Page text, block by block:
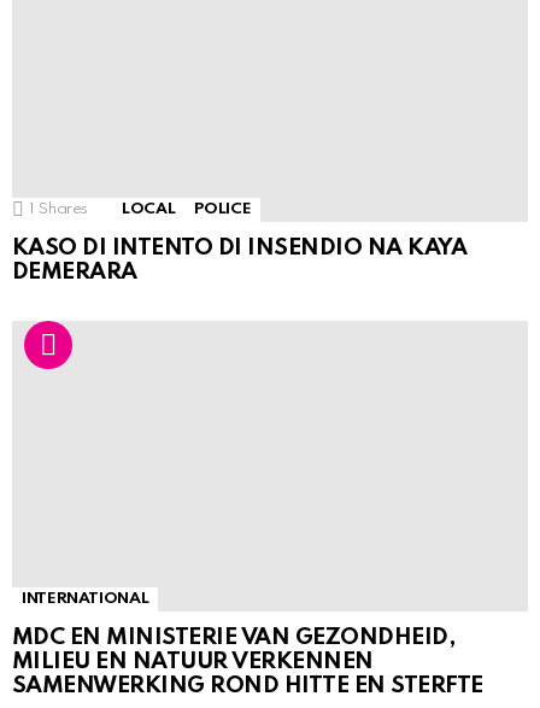
1 Shares LOCAL POLICE
KASO DI INTENTO DI INSENDIO NA KAYA
DEMERARA
INTERNATIONAL
MDC EN MINISTERIE VAN GEZONDHEID,
MILIEU EN NATUUR VERKENNEN
SAMENWERKING ROND HITTE EN STERFTE